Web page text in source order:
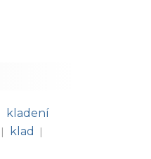
kladení
| klad |